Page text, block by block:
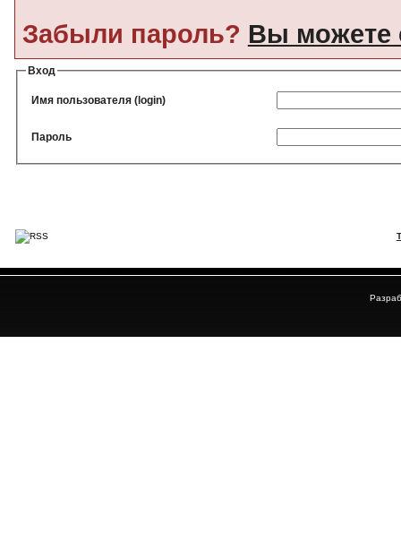
Забыли пароль? Вы можете
Вход
Имя пользователя (login)
Пароль